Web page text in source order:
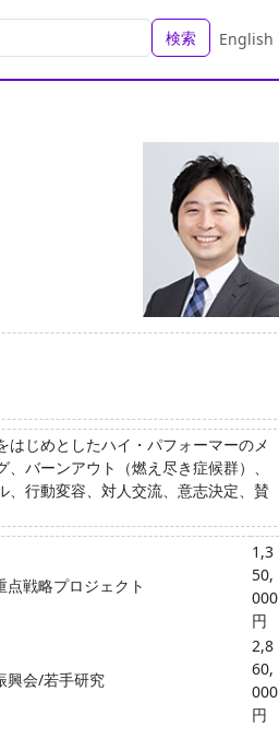
検索 English
じめとしたハイ・パフォーマーのメ
バーンアウト（燃え尽き症候群）、
行動変容、対人交流、意志決定、賛
点戦略プロジェクト
1,3
50,
000
円
興会/若手研究
2,8
60,
000
円